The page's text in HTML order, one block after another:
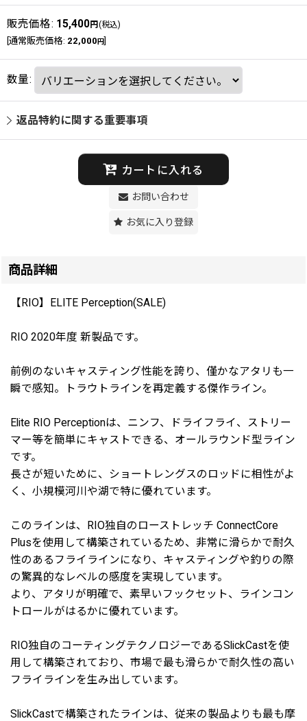
販売価格: 15,400円 (税込)
通常販売価格: 22,000円
数量:
返品特約に関する重要事項
カートに入れる
お問い合わせ
お気に入り登録
商品詳細
【RIO】ELITE Perception(SALE)
RIO 2020年度 新製品です。
前例のないキャスティング性能を誇り、僅かなアタリも一
瞬で感知。トラウトラインを再定義する傑作ライン。
Elite RIO Perceptionは、ニンフ、ドライフライ、ストリー
マー等を簡単にキャストできる、オールラウンド型ライン
です。
長さが短いために、ショートレングスのロッドに相性がよ
く、小規模河川や湖で特に優れています。
このラインは、RIO独自のローストレッチ ConnectCore
Plusを使用して構築されているため、非常に滑らかで耐久
性のあるフライラインになり、キャスティングや釣りの際
の驚異的なレベルの感度を実現しています。
より、アタリが明確で、素早いフックセット、ラインコン
トロールがはるかに優れています。
RIO独自のコーティングテクノロジーであるSlickCastを使
用して構築されており、市場で最も滑らかで耐久性の高い
フライラインを生み出しています。
SlickCastで構築されたラインは、従来の製品よりも最も摩